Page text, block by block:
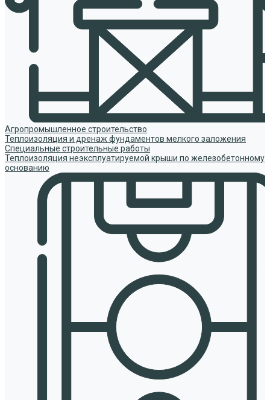
Агропромышленное строительство
Теплоизоляция и дренаж фундаментов мелкого заложения
Специальные строительные работы
Теплоизоляция неэксплуатируемой крыши по железобетонному
основанию